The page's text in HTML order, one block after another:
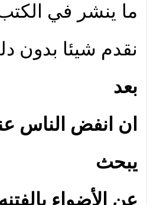
ما ينشر في
نقدم شيئا بدون
بعد
ان انفض الناس
يبحث
عن الأضواء